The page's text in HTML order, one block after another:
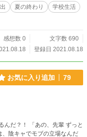
夏の終わり
学校生活
感想数 0
文字数 690
登録日 2021.08.18
お気に入り追加 79
先輩 ずっと